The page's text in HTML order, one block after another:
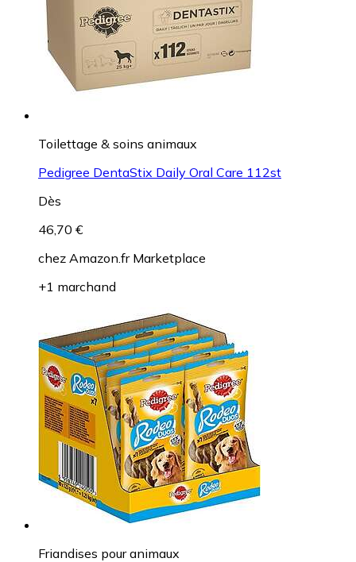
Toilettage & soins animaux
Pedigree DentaStix Daily Oral Care 112st
Dès
46,70 €
chez Amazon.fr Marketplace
+1 marchand
Friandises pour animaux